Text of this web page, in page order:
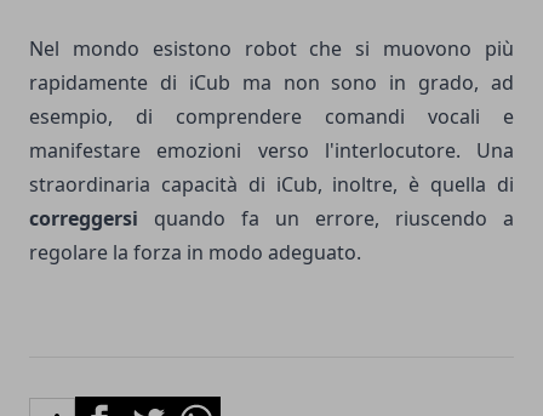
Nel mondo esistono robot che si muovono più
rapidamente di iCub ma non sono in grado, ad
esempio, di comprendere comandi vocali e
manifestare emozioni verso l'interlocutore. Una
straordinaria capacità di iCub, inoltre, è quella di
correggersi quando fa un errore, riuscendo a
regolare la forza in modo adeguato.
FacebookTwitterWhatsapp